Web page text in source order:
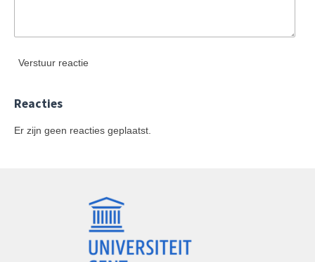
Verstuur reactie
Reacties
Er zijn geen reacties geplaatst.